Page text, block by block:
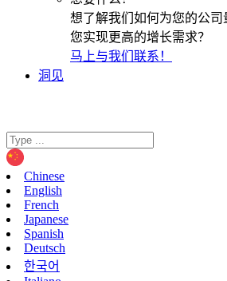
想了解我们如何为您的公
您实现更高的增长需求？
马上与我们联系！
洞见
Chinese
English
French
Japanese
Spanish
Deutsch
한국어